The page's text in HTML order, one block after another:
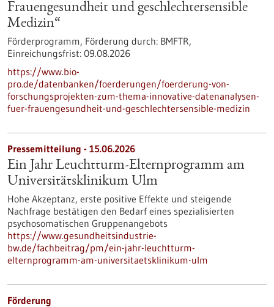
Frauengesundheit und geschlechtersensible
Medizin“
Förderprogramm, Förderung durch: BMFTR,
Einreichungsfrist: 09.08.2026
https://www.bio-
pro.de/datenbanken/foerderungen/foerderung-von-
forschungsprojekten-zum-thema-innovative-datenanalysen-
fuer-frauengesundheit-und-geschlechtersensible-medizin
Pressemitteilung - 15.06.2026
Ein Jahr Leuchtturm-​Elternprogramm am
Universitätsklinikum Ulm
Hohe Akzeptanz, erste positive Effekte und steigende
Nachfrage bestätigen den Bedarf eines spezialisierten
psychosomatischen Gruppenangebots
https://www.gesundheitsindustrie-
bw.de/fachbeitrag/pm/ein-jahr-leuchtturm-
elternprogramm-am-universitaetsklinikum-ulm
Förderung